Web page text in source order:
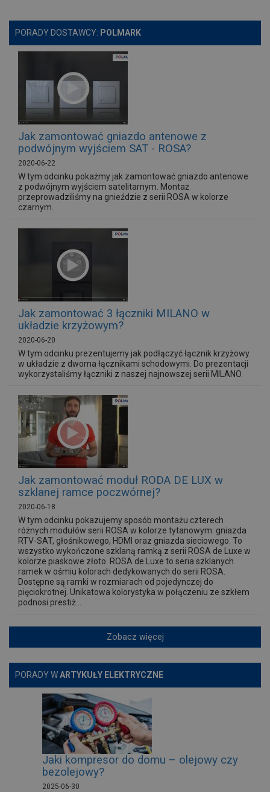
PORADY DOSTAWCY: POLMARK
Jak zamontować gniazdo antenowe z
podwójnym wyjściem SAT - ROSA?
2020-06-22
W tym odcinku pokażmy jak zamontować gniazdo antenowe
z podwójnym wyjściem satelitarnym. Montaż
przeprowadziliśmy na gnieździe z serii ROSA w kolorze
czarnym.
Jak zamontować 3 łączniki MILANO w
układzie krzyżowym?
2020-06-20
W tym odcinku prezentujemy jak podłączyć łącznik krzyżowy
w układzie z dwoma łącznikami schodowymi. Do prezentacji
wykorzystaliśmy łączniki z naszej najnowszej serii MILANO.
Jak zamontować moduł RODA DE LUX w
szklanej ramce poczwórnej?
2020-06-18
W tym odcinku pokazujemy sposób montażu czterech
różnych modułów serii ROSA w kolorze tytanowym: gniazda
RTV-SAT, głośnikowego, HDMI oraz gniazda sieciowego. To
wszystko wykończone szklaną ramką z serii ROSA de Luxe w
kolorze piaskowe złoto. ROSA de Luxe to seria szklanych
ramek w ośmiu kolorach dedykowanych do serii ROSA.
Dostępne są ramki w rozmiarach od pojedynczej do
pięciokrotnej. Unikatowa kolorystyka w połączeniu ze szkłem
podnosi prestiż...
Zobacz więcej
PORADY WARTYKUŁY ELEKTRYCZNE
Jaki kompresor do domu – olejowy czy
bezolejowy?
2025-06-30